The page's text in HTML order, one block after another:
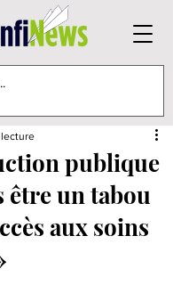
publique
être un tabou
aux soins